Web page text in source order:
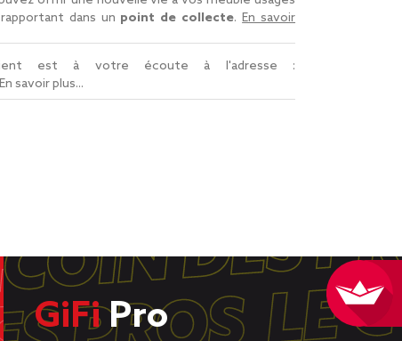
dans un point de collecte.En savoir
est à votre écoute à l'adresse :
En savoir plus...
GiFiPro